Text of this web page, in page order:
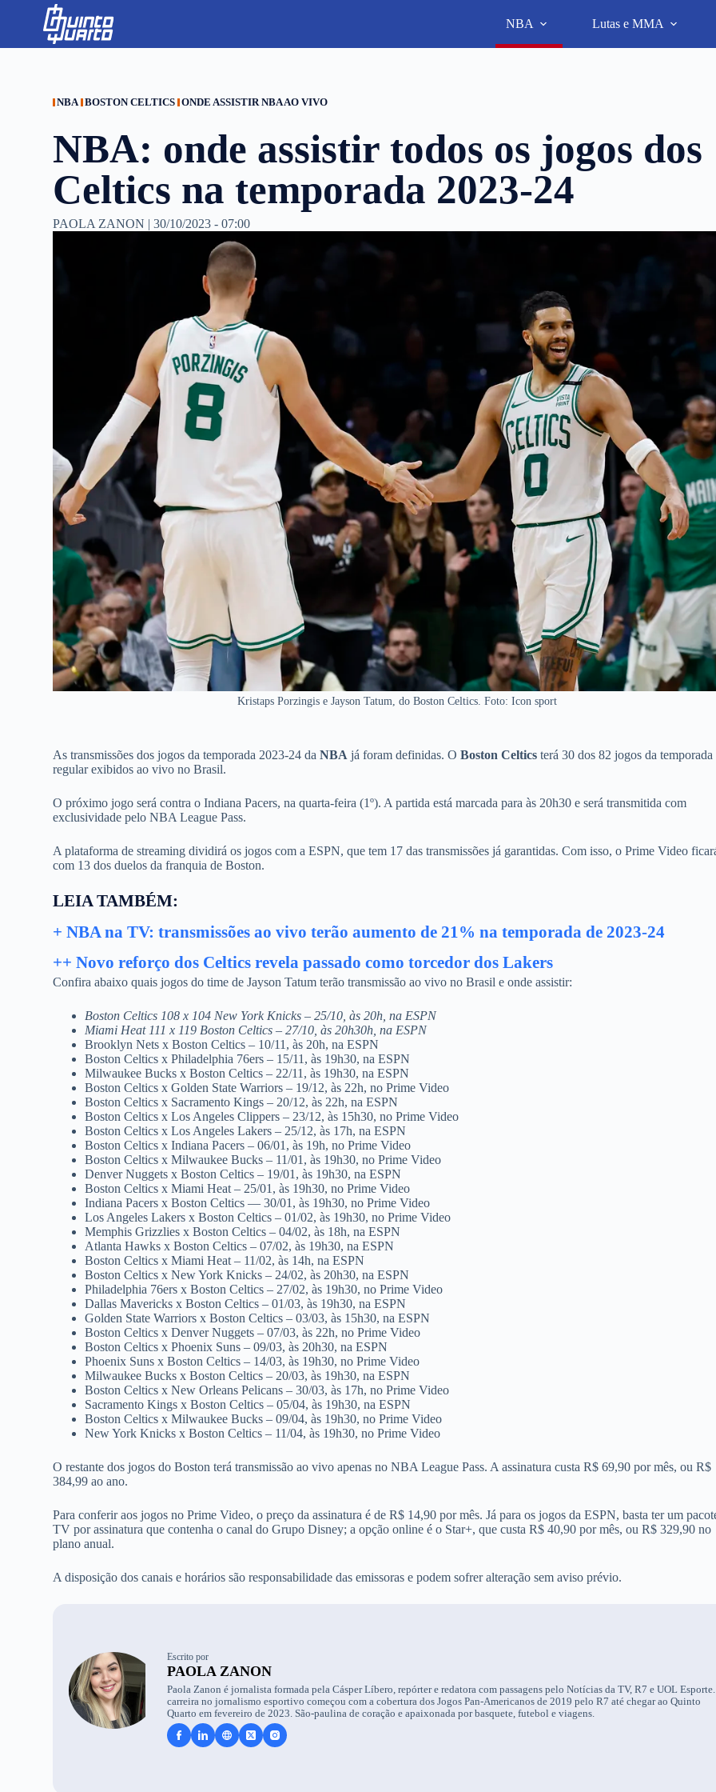
p
NBA Lutas e MMA
NBA BOSTON CELTICS ONDE ASSISTIR NBA AO VIVO
NBA: onde assistir todos os jogos dos
Celtics na temporada 2023-24
PAOLA ZANON |30/10/2023 - 07:00
Kristaps Porzingis e Jayson Tatum, do Boston Celtics. Foto: Icon sport
As transmissões dos jogos da temporada 2023-24 daNBA já foram definidas. OBoston Celtics terá 30 dos 82 jogos da temporada
regular exibidos ao vivo no Brasil.
O próximo jogo será contra o Indiana Pacers, na quarta-feira (1º). A partida está marcada para às 20h30 e será transmitida com
exclusividade pelo NBA League Pass.
A plataforma de streaming dividirá os jogos com a ESPN, que tem 17 das transmissões já garantidas. Com isso, o Prime Video
com 13 dos duelos da franquia de Boston.
LEIA TAMBÉM:
+ NBA na TV: transmissões ao vivo terão aumento de 21% na temporada de 2023-24
++ Novo reforço dos Celtics revela passado como torcedor dos Lakers
Confira abaixo quais jogos do time de Jayson Tatum terão transmissão ao vivo no Brasil e onde assistir:
Boston Celtics 108 x 104 New York Knicks – 25/10, às 20h, na ESPN
Miami Heat 111 x 119 Boston Celtics – 27/10, às 20h30h, na ESPN
Brooklyn Nets x Boston Celtics – 10/11, às 20h, na ESPN
Boston Celtics x Philadelphia 76ers – 15/11, às 19h30, na ESPN
Milwaukee Bucks x Boston Celtics – 22/11, às 19h30, na ESPN
Boston Celtics x Golden State Warriors – 19/12, às 22h, no Prime Video
Boston Celtics x Sacramento Kings – 20/12, às 22h, na ESPN
Boston Celtics x Los Angeles Clippers – 23/12, às 15h30, no Prime Video
Boston Celtics x Los Angeles Lakers – 25/12, às 17h, na ESPN
Boston Celtics x Indiana Pacers – 06/01, às 19h, no Prime Video
Boston Celtics x Milwaukee Bucks – 11/01, às 19h30, no Prime Video
Denver Nuggets x Boston Celtics – 19/01, às 19h30, na ESPN
Boston Celtics x Miami Heat – 25/01, às 19h30, no Prime Video
Indiana Pacers x Boston Celtics — 30/01, às 19h30, no Prime Video
Los Angeles Lakers x Boston Celtics – 01/02, às 19h30, no Prime Video
Memphis Grizzlies x Boston Celtics – 04/02, às 18h, na ESPN
Atlanta Hawks x Boston Celtics – 07/02, às 19h30, na ESPN
Boston Celtics x Miami Heat – 11/02, às 14h, na ESPN
Boston Celtics x New York Knicks – 24/02, às 20h30, na ESPN
Philadelphia 76ers x Boston Celtics – 27/02, às 19h30, no Prime Video
Dallas Mavericks x Boston Celtics – 01/03, às 19h30, na ESPN
Golden State Warriors x Boston Celtics – 03/03, às 15h30, na ESPN
Boston Celtics x Denver Nuggets – 07/03, às 22h, no Prime Video
Boston Celtics x Phoenix Suns – 09/03, às 20h30, na ESPN
Phoenix Suns x Boston Celtics – 14/03, às 19h30, no Prime Video
Milwaukee Bucks x Boston Celtics – 20/03, às 19h30, na ESPN
Boston Celtics x New Orleans Pelicans – 30/03, às 17h, no Prime Video
Sacramento Kings x Boston Celtics – 05/04, às 19h30, na ESPN
Boston Celtics x Milwaukee Bucks – 09/04, às 19h30, no Prime Video
New York Knicks x Boston Celtics – 11/04, às 19h30, no Prime Video
O restante dos jogos do Boston terá transmissão ao vivo apenas no NBA League Pass. A assinatura custa R$ 69,90 por mês, ou R$
384,99 ao ano.
Para conferir aos jogos no Prime Video, o preço da assinatura é de R$ 14,90 por mês. Já para os jogos da ESPN, basta ter um
TV por assinatura que contenha o canal do Grupo Disney; a opção online é o Star+, que custa R$ 40,90 por mês, ou R$ 329,90 no
plano anual.
A disposição dos canais e horários são responsabilidade das emissoras e podem sofrer alteração sem aviso prévio.
Escrito por
PAOLA ZANON
Paola Zanon é jornalista formada pela Cásper Líbero, repórter e redatora com passagens pelo Notícias da TV, R7 e UOL
carreira no jornalismo esportivo começou com a cobertura dos Jogos Pan-Americanos de 2019 pelo R7 até chegar ao Quinto
Quarto em fevereiro de 2023. São-paulina de coração e apaixonada por basquete, futebol e viagens.